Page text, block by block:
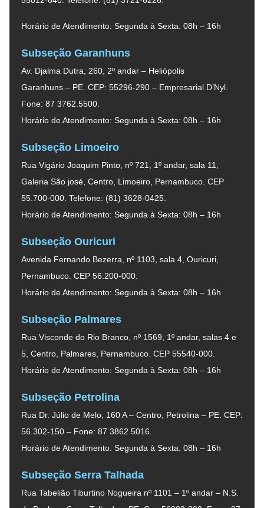
Horário de Atendimento: Segunda à Sexta: 08h – 16h
Subseção Garanhuns
Av. Djalma Dutra, 260, 2º andar – Heliópolis
Garanhuns – PE. CEP: 55296-290 – Empresarial D’Nyl.
Fone: 87 3762.5500.
Horário de Atendimento: Segunda à Sexta: 08h – 16h
Subseção Limoeiro
Rua Vigário Joaquim Pinto, nº 721, 1º andar, sala 11,
Galeria São josé, Centro, Limoeiro, Pernambuco. CEP
55.700-000. Telefone: (81) 3628-0425.
Horário de Atendimento: Segunda à Sexta: 08h – 16h
Subseção Ouricuri
Avenida Fernando Bezerra, nº 1103, sala 4, Ouricuri,
Pernambuco. CEP 56.200-000.
Horário de Atendimento: Segunda à Sexta: 08h – 16h
Subseção Palmares
Rua Visconde do Rio Branco, nº 1569, 1º andar, salas 4 e
5, Centro, Palmares, Pernambuco. CEP 55540-000.
Horário de Atendimento: Segunda à Sexta: 08h – 16h
Subseção Petrolina
Rua Dr. Júlio de Melo, 160 A – Centro, Petrolina – PE. CEP:
56.302-150 – Fone: 87 3862.5016.
Horário de Atendimento: Segunda à Sexta: 08h – 16h
Subseção Serra Talhada
Rua Tabelião Tiburtino Nogueira nº 1101 – 1º andar – N.S.